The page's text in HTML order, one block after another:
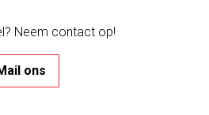
Neem contact op!
ons